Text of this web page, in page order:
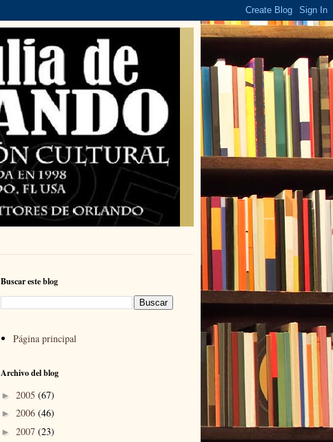
Buscar este blog
Página principal
Archivo del blog
► 2005 (67)
► 2006 (46)
► 2007 (23)